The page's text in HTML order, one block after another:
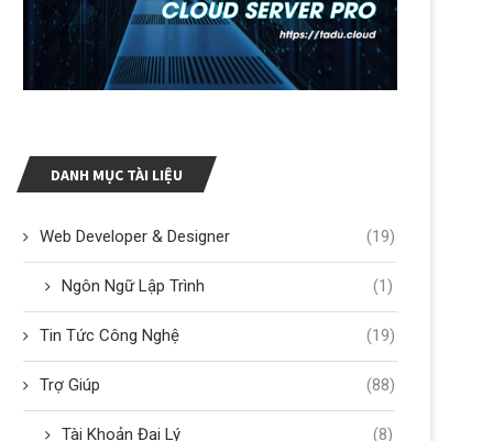
DANH MỤC TÀI LIỆU
Web Developer & Designer (19)
Ngôn Ngữ Lập Trình (1)
Tin Tức Công Nghệ (19)
Trợ Giúp (88)
Tài Khoản Đại Lý (8)